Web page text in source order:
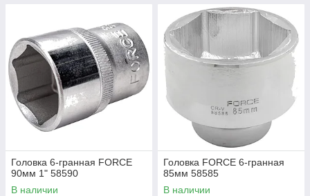
Головка 6-гранная FORCE
90мм 1" 58590
В наличии
Головка FORCE 6-гранная
85мм 58585
В наличии